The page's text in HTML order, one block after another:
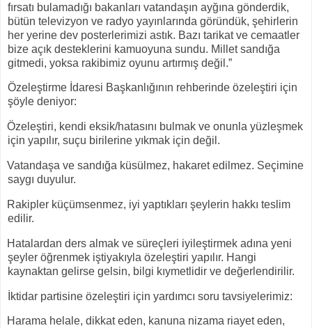
fırsatı bulamadığı bakanları vatandaşın ayğına gönderdik,
bütün televizyon ve radyo yayınlarında göründük, şehirlerin
her yerine dev posterlerimizi astık. Bazı tarikat ve cemaatler
bize açık desteklerini kamuoyuna sundu. Millet sandığa
gitmedi, yoksa rakibimiz oyunu artırmış değil.”
Özeleştirme İdaresi Başkanlığının rehberinde özeleştiri için
şöyle deniyor:
Özeleştiri, kendi eksik/hatasını bulmak ve onunla yüzleşmek
için yapılır, suçu birilerine yıkmak için değil.
Vatandaşa ve sandığa küsülmez, hakaret edilmez. Seçimine
saygı duyulur.
Rakipler küçümsenmez, iyi yaptıkları şeylerin hakkı teslim
edilir.
Hatalardan ders almak ve süreçleri iyileştirmek adına yeni
şeyler öğrenmek iştiyakıyla özeleştiri yapılır. Hangi
kaynaktan gelirse gelsin, bilgi kıymetlidir ve değerlendirilir.
İktidar partisine özeleştiri için yardımcı soru tavsiyelerimiz:
Harama helale, dikkat eden, kanuna nizama riayet eden,